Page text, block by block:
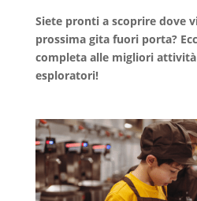
Siete pronti a scoprire dove
prossima gita fuori porta?
completa alle migliori
esploratori!